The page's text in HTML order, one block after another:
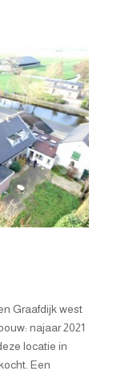
Graafdijk west
najaar 2021
locatie in
Een